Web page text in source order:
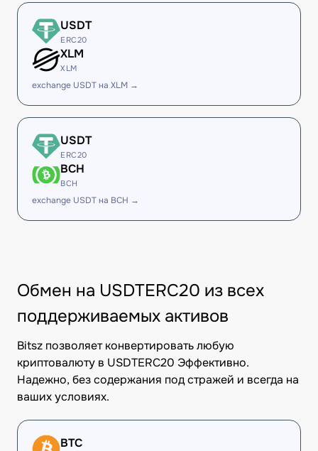
USDT
ERC20
XLM
XLM
exchange USDT на XLM →
USDT
ERC20
BCH
BCH
exchange USDT на BCH →
Обмен на USDTERC20 из всех
поддерживаемых активов
Bitsz позволяет конвертировать любую
криптовалюту в USDTERC20 Эффективно.
Надежно, без содержания под стражей и всегда на
ваших условиях.
BTC